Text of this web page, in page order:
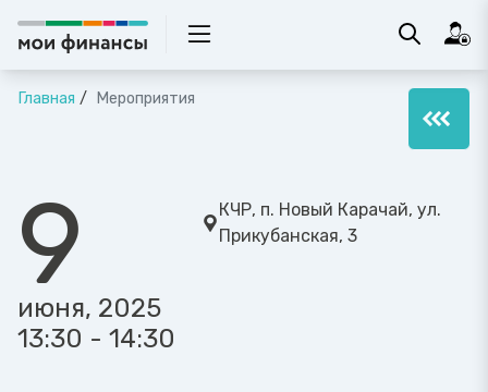
Главная Мероприятия
9
июня, 2025
13:30 - 14:30
КЧР, п. Новый Карачай, ул.
Прикубанская, 3